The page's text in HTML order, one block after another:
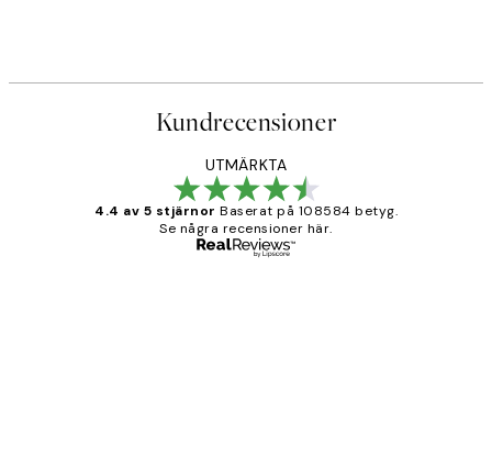
Kundrecensioner
UTMÄRKTA
4.4 av 5 stjärnor Baserat på 108584 betyg.
Se några recensioner här.